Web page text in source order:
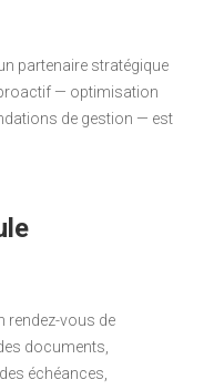
partenaire stratégique
— optimisation
de gestion — est
rendez-vous de
documents,
échéances,